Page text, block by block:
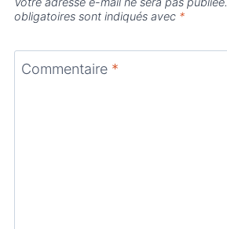
obligatoires sont indiqués avec *
Commentaire *